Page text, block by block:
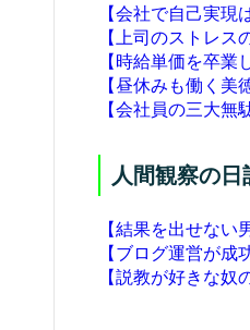
【会社で自己実現
【上司のストレス
【時給単価を卒業
【昼休みも働く美
【会社員の三大無
人間観察の日
【結果を出せない
【ブログ運営が成
【説教が好きな奴